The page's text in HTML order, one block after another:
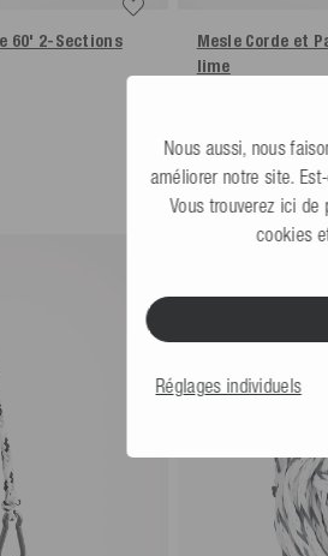
60' 2-Sections
Mesle Corde et
lime
39,99 €
Nous aussi, nous
améliorer notre site.
Vous trouverez ici
cookies
Réglages individuels